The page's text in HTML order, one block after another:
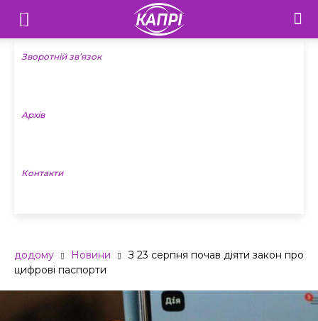
Телебачення
«Капрі»
Новини
Зворотній зв’язок
Архів
Контакти
додому Новини
З 23 серпня почав діяти закон про
цифрові паспорти